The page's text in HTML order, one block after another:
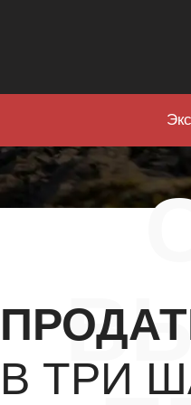
В ТРИ